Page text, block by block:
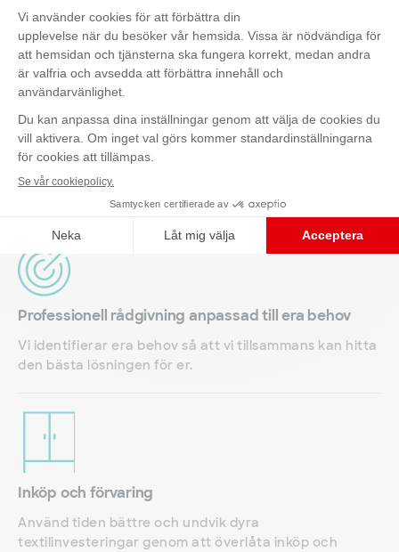
luftfräschare).
Cirkulär hyresmodell
Med vår cirkulära affärsmodell kan ni få en grönare
profil och samtidigt fokusera på er egen
verksamhet. Allt anpassat till era behov.
Professionell rådgivning anpassad till era behov
Vi identifierar era behov så att vi tillsammans kan hitta
den bästa lösningen för er.
Inköp och förvaring
Använd tiden bättre och undvik dyra
textilinvesteringar genom att överlåta inköp och
Kontakta oss